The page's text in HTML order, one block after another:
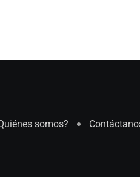
somos?